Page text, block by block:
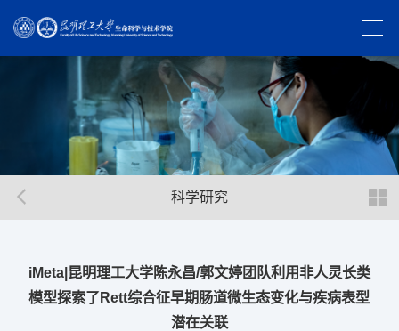
科学研究
iMeta|昆明理工大学陈永昌/郭文婷团队利用非人灵长类
模型探索了Rett综合征早期肠道微生态变化与疾病表型
潜在关联